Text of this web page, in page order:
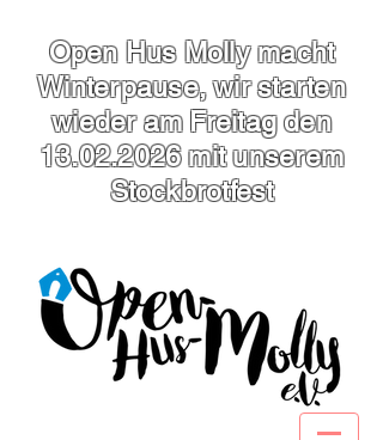
Open Hus Molly macht
Winterpause, wir starten
wieder am Freitag den
13.02.2026mit unserem
Stockbrotfest